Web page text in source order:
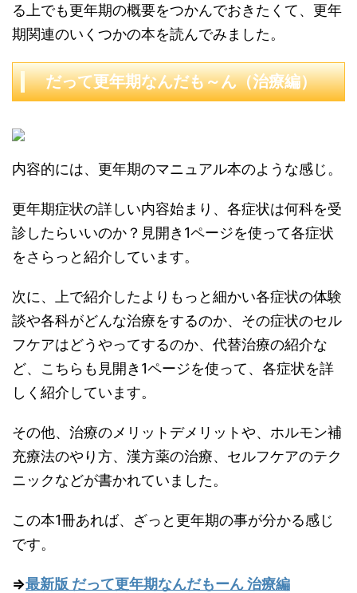
る上でも更年期の概要をつかんでおきたくて、更年
期関連のいくつかの本を読んでみました。
だって更年期なんだも～ん（治療編）
内容的には、更年期のマニュアル本のような感じ。
更年期症状の詳しい内容始まり、各症状は何科を受
診したらいいのか？見開き1ページを使って各症状
をさらっと紹介しています。
次に、上で紹介したよりもっと細かい各症状の体験
談や各科がどんな治療をするのか、その症状のセル
フケアはどうやってするのか、代替治療の紹介な
ど、こちらも見開き1ページを使って、各症状を詳
しく紹介しています。
その他、治療のメリットデメリットや、ホルモン補
充療法のやり方、漢方薬の治療、セルフケアのテク
ニックなどが書かれていました。
この本1冊あれば、ざっと更年期の事が分かる感じ
です。
⇒最新版 だって更年期なんだもーん 治療編